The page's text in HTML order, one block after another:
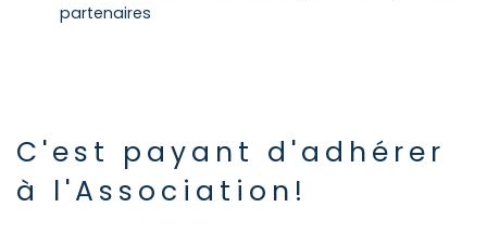
partenaires
C'est payant d'adhérer
à l'Association!